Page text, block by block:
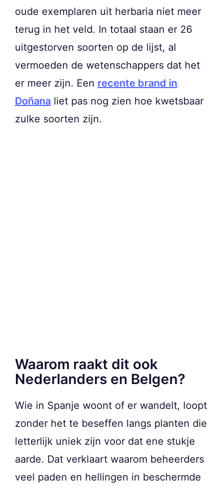
oude exemplaren uit herbaria niet meer
terug in het veld. In totaal staan er 26
uitgestorven soorten op de lijst, al
vermoeden de wetenschappers dat het
er meer zijn. Een recente brand in
Doñana liet pas nog zien hoe kwetsbaar
zulke soorten zijn.
Waarom raakt dit ook
Nederlanders en Belgen?
Wie in Spanje woont of er wandelt, loopt
zonder het te beseffen langs planten die
letterlijk uniek zijn voor dat ene stukje
aarde. Dat verklaart waarom beheerders
veel paden en hellingen in beschermde